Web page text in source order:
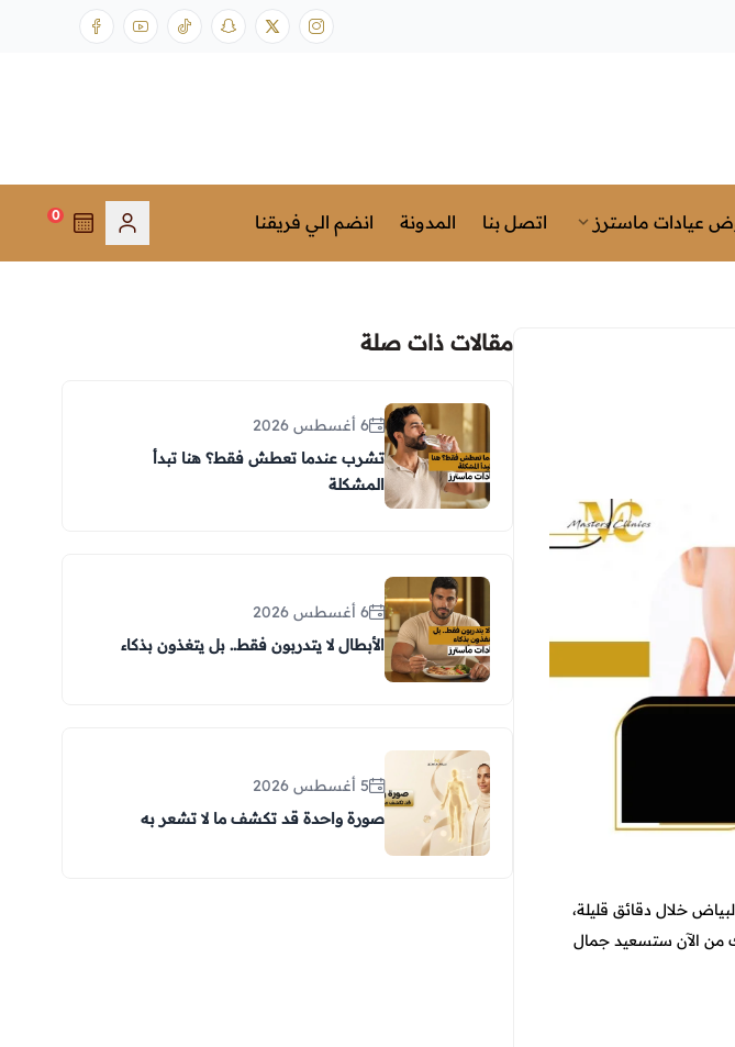
عيادات ماسترز اتصل بنا المدونة انضم الي فريقنا 0
خلال دقائق قليلة،
من الآن ستسعيد جمال
مقالات ذات صلة
6 أغسطس 2026
تشرب عندما تعطش فقط؟ هنا تبدأ
المشكلة
6 أغسطس 2026
الأبطال لا يتدربون فقط.. بل يتغذون بذكاء
5 أغسطس 2026
صورة واحدة قد تكشف ما لا تشعر به